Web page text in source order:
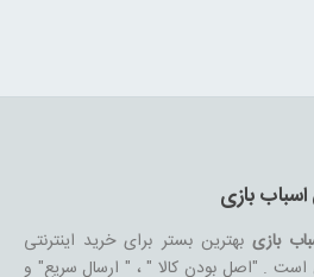
بازی
بازیبهترین بستر برای خرید اینترنتی
است . "اصل بودن کالا " ، " ارسال سریع" و